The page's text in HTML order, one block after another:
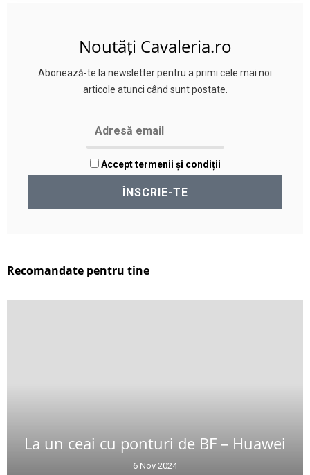
Noutăți Cavaleria.ro
Abonează-te la newsletter pentru a primi cele mai noi
articole atunci când sunt postate.
Accept termenii și condiții
Recomandate pentru tine
La un ceai cu ponturi de BF – Huawei
6 Nov 2024